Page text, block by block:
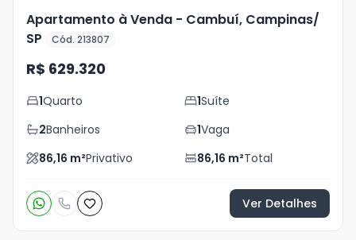
Apartamento à Venda - Cambuí, Campinas/
SP
Cód. 213807
R$ 629.320
1Quarto 1Suíte
2Banheiros 1Vaga
86,16 m²Privativo 86,16 m²Total
Ver Detalhes